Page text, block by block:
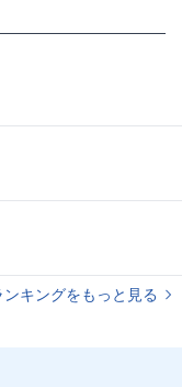
キングをもっと見る